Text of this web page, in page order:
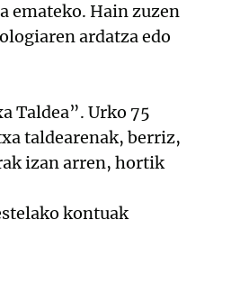
emateko. Hain zuzen
ardatza edo
Taldea”. Urko 75
taldearenak, berriz,
izan arren, hortik
kontuak